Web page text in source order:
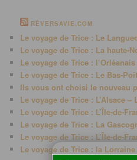
RÊVERSAVIE.COM
Le voyage de Trice : Le
Le voyage de Trice : La haute-
Le voyage de Trice : l’Orléanais
Le voyage de Trice : Le Bas-
Ils vous ont choisi le nouveau
Le voyage de Trice : L’Alsace –
Le voyage de Trice : L’Île-de-
Le voyage de Trice : La
Le voyage de Trice : L’Île-de-
Le voyage de Trice : la Lorraine